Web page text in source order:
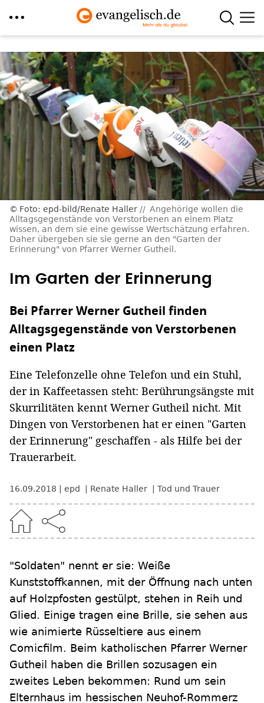
zum
Inhalt
Foto: epd-bild/Renate Haller
Angehörige wollen die
Alltagsgegenstände von Verstorbenen an einem Platz
wissen, an dem sie eine gewisse Wertschätzung erfahren.
Daher übergeben sie sie gerne an den "Garten der
Erinnerung" von Pfarrer Werner Gutheil.
Im Garten der Erinnerung
Bei Pfarrer Werner Gutheil finden
Alltagsgegenstände von Verstorbenen
einen Platz
Eine Telefonzelle ohne Telefon und ein Stuhl,
der in Kaffeetassen steht: Berührungsängste mit
Skurrilitäten kennt Werner Gutheil nicht. Mit
Dingen von Verstorbenen hat er einen "Garten
der Erinnerung" geschaffen - als Hilfe bei der
Trauerarbeit.
16.09.2018 epd Renate Haller Tod und Trauer
"Soldaten" nennt er sie: Weiße
Kunststoffkannen, mit der Öffnung nach unten
auf Holzpfosten gestülpt, stehen in Reih und
Glied. Einige tragen eine Brille, sie sehen aus
wie animierte Rüsseltiere aus einem
Comicfilm. Beim katholischen Pfarrer Werner
Gutheil haben die Brillen sozusagen ein
zweites Leben bekommen: Rund um sein
Elternhaus im hessischen Neuhof-Rommerz